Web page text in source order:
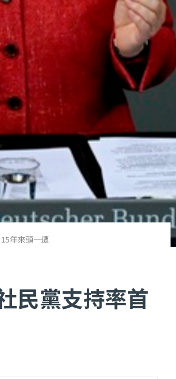
年來頭一遭
民黨支持率首